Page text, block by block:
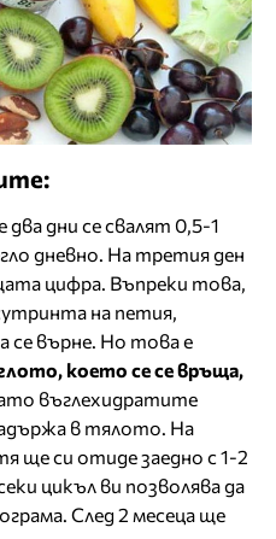
дни се свалят 0,5-1
дневно. На третия ден
цифра. Въпреки това,
на петия,
се върне. Но това е
което се се връща,
въглехидратите
в тялото. На
ще си отиде заедно с 1-2
цикъл ви позволява да
След 2 месеца ще